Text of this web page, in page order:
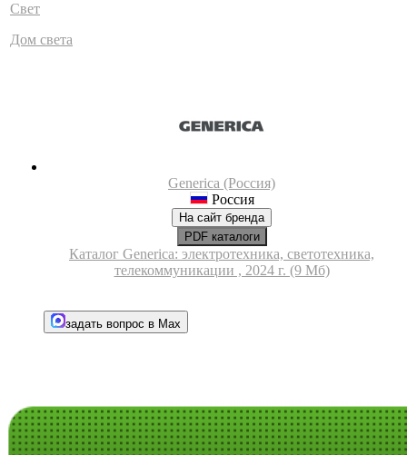
Свет
Дом света
Generica (Россия)
Россия
На сайт бренда
PDF каталоги
Каталог Generica: электротехника, светотехника,
телекоммуникации , 2024 г. (9 Мб)
задать вопрос в Max